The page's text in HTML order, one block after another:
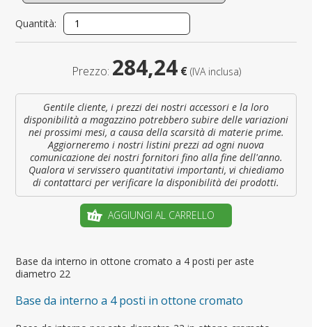
Base da interno in ottone cromato a 4 posti per aste
diametro 22
Base da interno a 4 posti in ottone cromato
Quantità:
Prezzo: 284,24€ (IVA inclusa)
Gentile cliente, i prezzi dei nostri accessori e la loro
disponibilità a magazzino potrebbero subire delle variazioni
nei prossimi mesi, a causa della scarsità di materie prime.
Aggiorneremo i nostri listini prezzi ad ogni nuova
comunicazione dei nostri fornitori fino alla fine dell'anno.
Qualora vi servissero quantitativi importanti, vi chiediamo
di contattarci per verificare la disponibilità dei prodotti.
AGGIUNGI AL CARRELLO